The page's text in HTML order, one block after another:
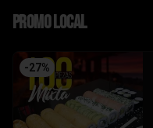
PROMO LOCAL
-27%